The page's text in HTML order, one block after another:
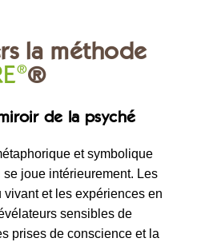
la méthode
®®
de la psyché
et symbolique
joue intérieurement. Les
vivant et les expériences en
sensibles de
prises de conscience et la